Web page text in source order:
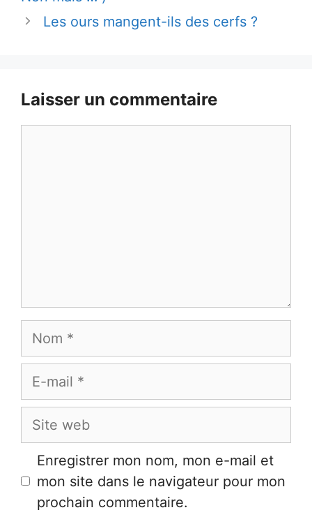
Les ours mangent-ils des cerfs ?
Laisser un commentaire
Nom
E-
Site
Enregistrer mon nom, mon e-mail et
mon site dans le navigateur pour mon
prochain commentaire.